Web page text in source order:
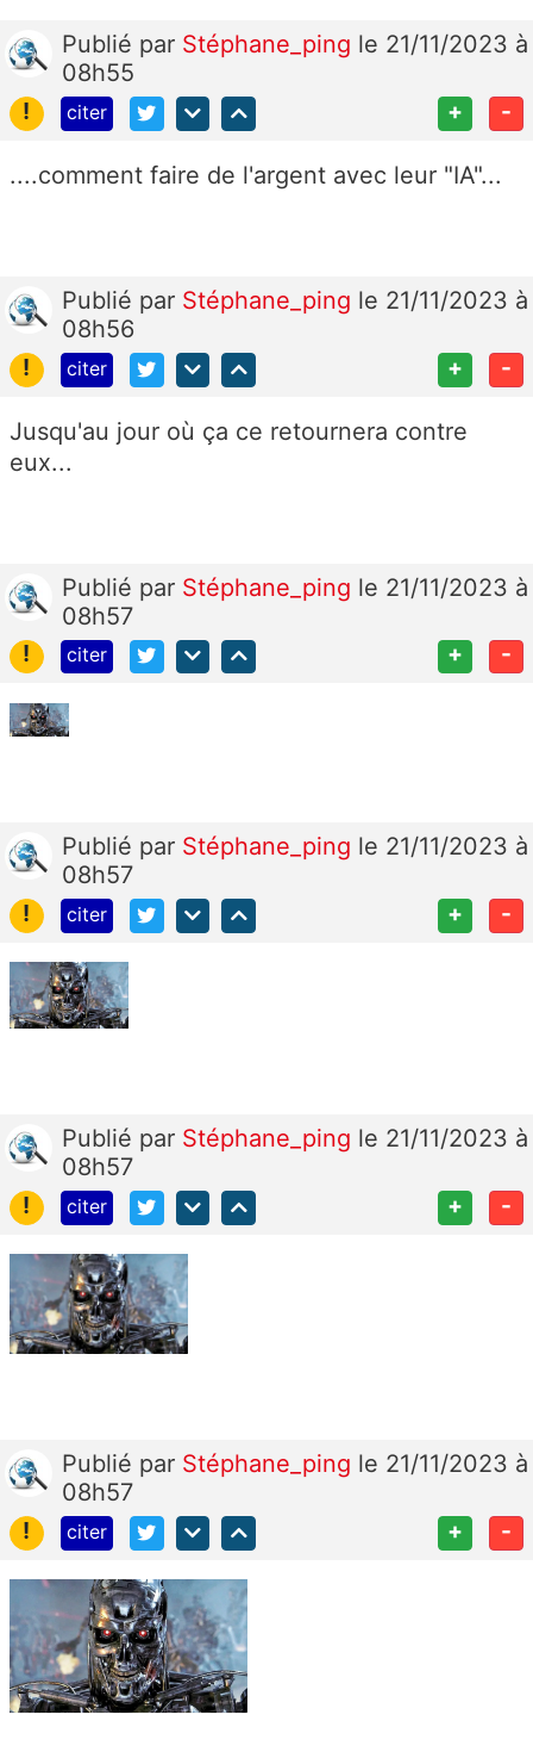
Publié par Stéphane_ping le 21/11/2023 à
08h55
!
citer + -
....comment faire de l'argent avec leur "IA"...
Publié par Stéphane_ping le 21/11/2023 à
08h56
!
citer + -
Jusqu'au jour où ça ce retournera contre
eux...
Publié par Stéphane_ping le 21/11/2023 à
08h57
!
citer + -
Publié par Stéphane_ping le 21/11/2023 à
08h57
!
citer + -
Publié par Stéphane_ping le 21/11/2023 à
08h57
!
citer + -
Publié par Stéphane_ping le 21/11/2023 à
08h57
!
citer + -